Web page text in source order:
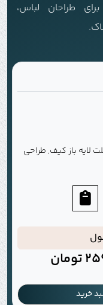
طراحان لباس،
لایه باز کیف, طراحی
تومان
خرید